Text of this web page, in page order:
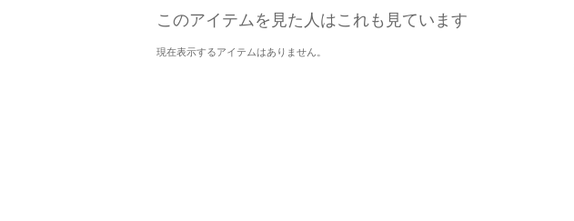
このアイテムを見た人はこれも見ています
現在表示するアイテムはありません。